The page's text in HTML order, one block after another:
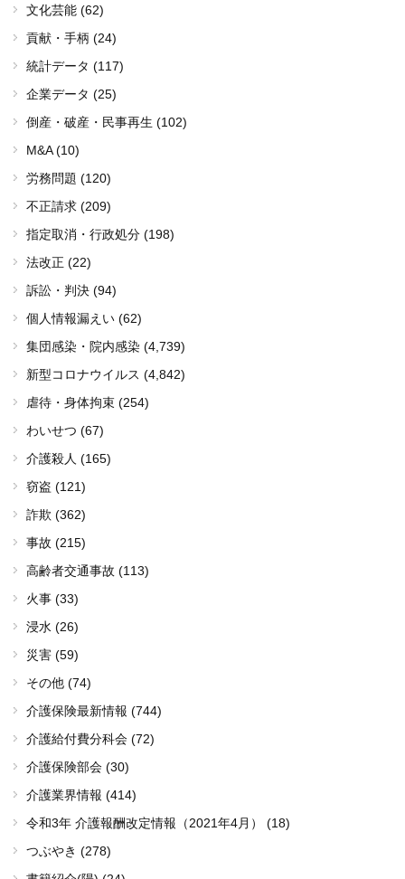
文化芸能 (62)
貢献・手柄 (24)
統計データ (117)
企業データ (25)
倒産・破産・民事再生 (102)
M&A (10)
労務問題 (120)
不正請求 (209)
指定取消・行政処分 (198)
法改正 (22)
訴訟・判決 (94)
個人情報漏えい (62)
集団感染・院内感染 (4,739)
新型コロナウイルス (4,842)
虐待・身体拘束 (254)
わいせつ (67)
介護殺人 (165)
窃盗 (121)
詐欺 (362)
事故 (215)
高齢者交通事故 (113)
火事 (33)
浸水 (26)
災害 (59)
その他 (74)
介護保険最新情報 (744)
介護給付費分科会 (72)
介護保険部会 (30)
介護業界情報 (414)
令和3年 介護報酬改定情報（2021年4月） (18)
つぶやき (278)